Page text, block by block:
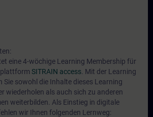
eine 4-wöchige Learning Membership für
SITRAIN access . Mit der Learning
Sie sowohl die Inhalte dieses Learning
wiederholen als auch sich zu anderen
weiterbilden. Als Einstieg in digitale
wir Ihnen folgenden Lernweg: